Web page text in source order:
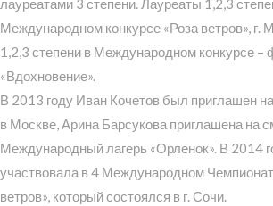
лауреатами 3 степени. Лауреаты 1,2,3
Международном конкурсе «Роза ветров», г.
1,2,3 степени в Международном конкурсе –
«Вдохновение».
В 2013 году Иван Кочетов был приглашен
в Москве, Арина Барсукова приглашена на
Международный лагерь «Орленок». В 2014
участвовала в 4 Международном
ветров», который состоялся в г. Сочи.